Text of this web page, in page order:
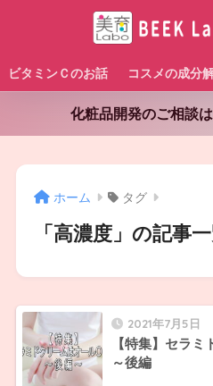
ビタミンＣのお話 コスメの成分
化粧品開発のご相談
ホーム タグ
「高濃度」の記事
2021年7月5日
【特集】セラ
～後編